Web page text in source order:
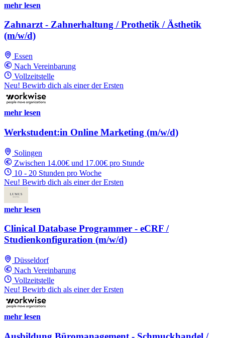
mehr lesen
Zahnarzt - Zahnerhaltung / Prothetik / Ästhetik
(m/w/d)
Essen
Nach Vereinbarung
Vollzeitstelle
Neu! Bewirb dich als einer der Ersten
mehr lesen
Werkstudent:in Online Marketing (m/w/d)
Solingen
Zwischen 14.00€ und 17.00€ pro Stunde
10 - 20 Stunden pro Woche
Neu! Bewirb dich als einer der Ersten
mehr lesen
Clinical Database Programmer - eCRF /
Studienkonfiguration (m/w/d)
Düsseldorf
Nach Vereinbarung
Vollzeitstelle
Neu! Bewirb dich als einer der Ersten
mehr lesen